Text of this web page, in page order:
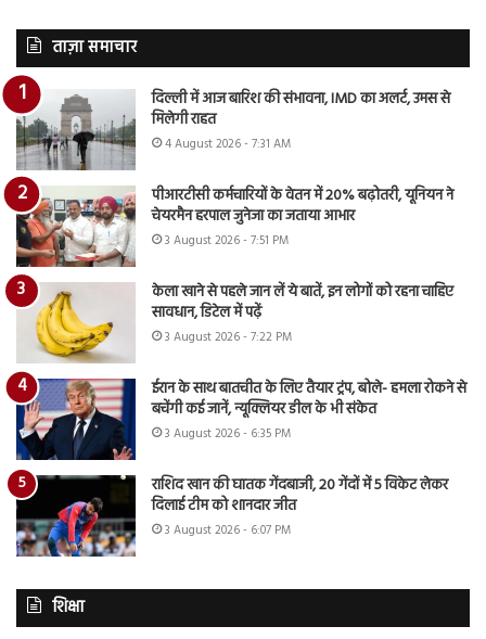
ताज़ा समाचार
दिल्ली में आज बारिश की संभावना, IMD का अलर्ट, उमस से
मिलेगी राहत
4 August 2026 - 7:31 AM
पीआरटीसी कर्मचारियों के वेतन में 20% बढ़ोतरी, यूनियन ने
चेयरमैन हरपाल जुनेजा का जताया आभार
3 August 2026 - 7:51 PM
केला खाने से पहले जान लें ये बातें, इन लोगों को रहना चाहिए
सावधान, डिटेल में पढ़ें
3 August 2026 - 7:22 PM
ईरान के साथ बातचीत के लिए तैयार ट्रंप, बोले- हमला रोकने से
बचेंगी कई जानें, न्यूक्लियर डील के भी संकेत
3 August 2026 - 6:35 PM
राशिद खान की घातक गेंदबाजी, 20 गेंदों में 5 विकेट लेकर
दिलाई टीम को शानदार जीत
3 August 2026 - 6:07 PM
शिक्षा